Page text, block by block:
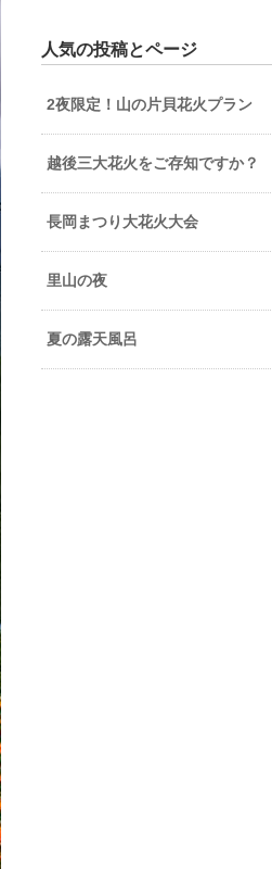
人気の投稿とページ
2夜限定！山の片貝花火プラン
越後三大花火をご存知ですか？
長岡まつり大花火大会
里山の夜
夏の露天風呂